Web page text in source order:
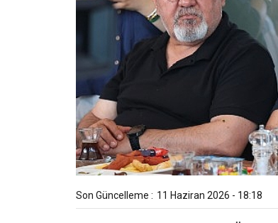
Son Güncelleme : 11 Haziran 2026 - 18:18